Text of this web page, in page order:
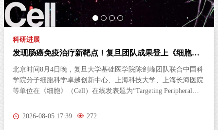
科研进展
发现肠癌免疫治疗新靶点！复旦团队成果登上《细胞》
杂志
北京时间8月4日晚，复旦大学基础医学院陈剑峰团队联合中国科
学院分子细胞科学卓越创新中心、上海科技大学、上海长海医院
等单位在《细胞》（Cell）在线发表题为“Targeting Peripheral
向外周5-HT2AR增强结直肠癌抗肿瘤免疫）”的研究论文。这项
2026-08-05 17:39 272